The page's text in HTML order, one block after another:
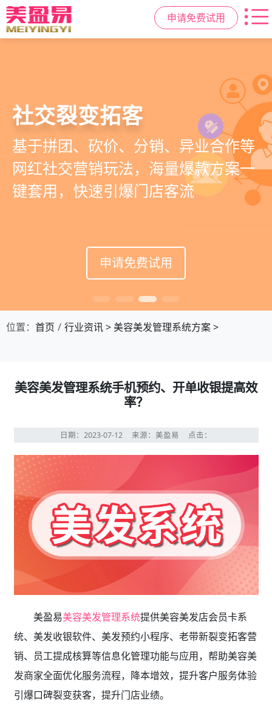
申请免费试用
美容美发管理系统
店务+拓客+020一体化，一站式解决
美发门店经营管理需求
申请免费试用
高效管理店务
提供从会员、预约、收银、报表等业
务全流程一体化SAAS服务，显著提升
管理效率，降低经营成本
申请免费试用
社交裂变拓客
基于拼团、砍价、分销、异业合作等
网红社交营销玩法，海量爆款方案一
键套用，快速引爆门店客流
申请免费试用
小程序商城
小程序链接商家、手艺人、客户，打
通线上线下，让口碑传播有抓手，赋
能社交裂变，盘活私域流量
申请免费试用
位置： 首页 行业资讯>美容美发管理系统方案>
美容美发管理系统手机预约、开单收银提高效
率？
日期：2023-07-12 来源：美盈易 点击：
美盈易美容美发管理系统提供美容美发店会员卡系
统、美发收银软件、美发预约小程序、老带新裂变拓客营
销、员工提成核算等信息化管理功能与应用，帮助美容美
发商家全面优化服务流程，降本增效，提升客户服务体验
引爆口碑裂变获客，提升门店业绩。